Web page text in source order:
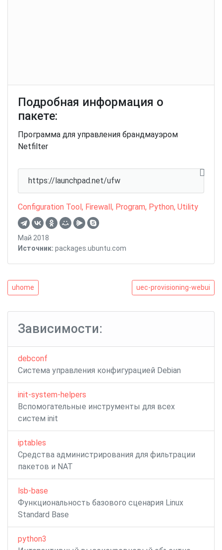
Подробная информация о
пакете:
Программа для управления брандмауэром
Netfilter
https://launchpad.net/ufw
Configuration Tool, Firewall, Program, Python, Utility
Май 2018
Источник: packages.ubuntu.com
Навигация
записям
uhome
uhome
uec-
provisioning-
webui
uec-provisioning-webui
Зависимости:
debconf
Система управления конфигурацией Debian
init-system-helpers
Вспомогательные инструменты для всех
систем init
iptables
Средства администрирования для фильтрации
пакетов и NAT
lsb-base
Функциональность базового сценария Linux
Standard Base
python3